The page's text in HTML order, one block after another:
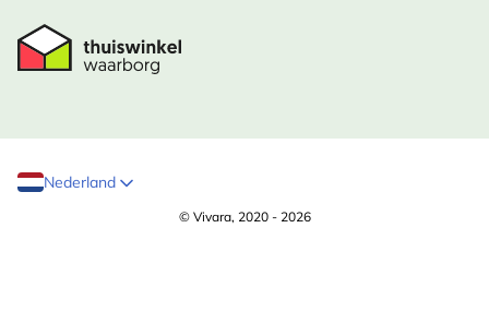
Nederland
© Vivara, 2020 - 2026